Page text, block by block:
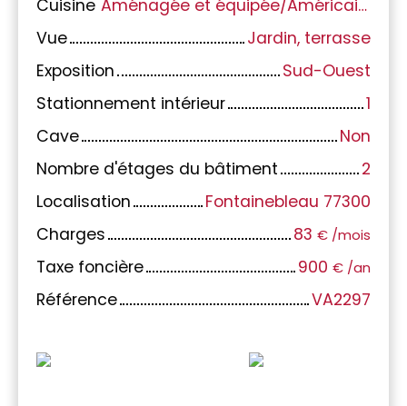
Cuisine
Aménagée et équipée/Américaine
Vue
Jardin, terrasse
Exposition
Sud-Ouest
Stationnement intérieur
1
Cave
Non
Nombre d'étages du bâtiment
2
Localisation
Fontainebleau 77300
Charges
83 € /mois
Taxe foncière 900 € /an
Référence VA2297